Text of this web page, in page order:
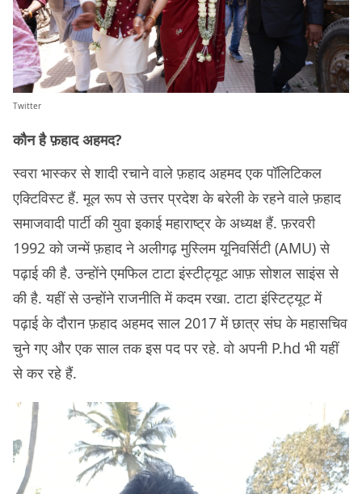
Twitter
कौन है फ़हाद अहमद?
स्वरा भास्कर से शादी रचाने वाले फ़हाद अहमद एक पॉलिटिकल
एक्टिविस्ट हैं. मूल रूप से उत्तर प्रदेश के बरेली के रहने वाले फ़हाद
समाजवादी पार्टी की युवा इकाई महाराष्ट्र के अध्यक्ष हैं. फ़रवरी
1992 को जन्में फ़हाद ने अलीगढ़ मुस्लिम यूनिवर्सिटी (AMU) से
पढ़ाई की है. उन्होंने एमफिल टाटा इंस्टीट्यूट आफ़ सोशल साइंस से
की है. यहीं से उन्होंने राजनीति में कदम रखा. टाटा इंस्टिट्यूट में
पढ़ाई के दौरान फ़हाद अहमद साल 2017 में छात्र संघ के महासचिव
चुने गए और एक साल तक इस पद पर रहे. वो अपनी P.hd भी यहीं
से कर रहे हैं.